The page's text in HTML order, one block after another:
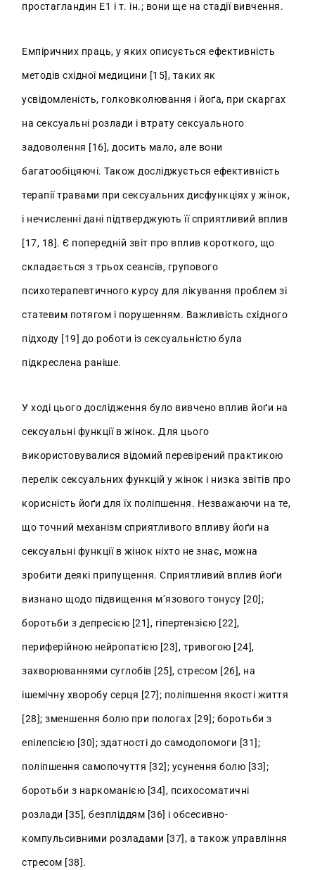
простагландин Е1 і т. ін.; вони ще на стадії вивчення.
Емпіричних праць, у яких описується ефективність
методів східної медицини [15], таких як
усвідомленість, голковколювання і йоґа, при скаргах
на сексуальні розлади і втрату сексуального
задоволення [16], досить мало, але вони
багатообіцяючі. Також досліджується ефективність
терапії травами при сексуальних дисфункціях у жінок,
і нечисленні дані підтверджують її сприятливий вплив
[17, 18]. Є попередній звіт про вплив короткого, що
складається з трьох сеансів, групового
психотерапевтичного курсу для лікування проблем зі
статевим потягом і порушенням. Важливість східного
підходу [19] до роботи із сексуальністю була
підкреслена раніше.
У ході цього дослідження було вивчено вплив йоґи на
сексуальні функції в жінок. Для цього
використовувалися відомий перевірений практикою
перелік сексуальних функцій у жінок і низка звітів про
корисність йоґи для їх поліпшення. Незважаючи на те,
що точний механізм сприятливого впливу йоґи на
сексуальні функції в жінок ніхто не знає, можна
зробити деякі припущення. Сприятливий вплив йоґи
визнано щодо підвищення м’язового тонусу [20];
боротьби з депресією [21], гіпертензією [22],
периферійною нейропатією [23], тривогою [24],
захворюваннями суглобів [25], стресом [26], на
ішемічну хворобу серця [27]; поліпшення якості життя
[28]; зменшення болю при пологах [29]; боротьби з
епілепсією [30]; здатності до самодопомоги [31];
поліпшення самопочуття [32]; усунення болю [33];
боротьби з наркоманією [34], психосоматичні
розлади [35], безпліддям [36] і обсесивно-
компульсивними розладами [37], а також управління
стресом [38].